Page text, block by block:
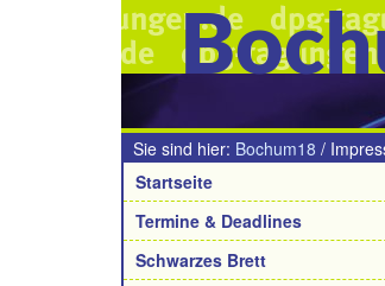
Sie sind hier: Bochum18 /
Navigation
Startseite
Termine & Deadlines
Schwarzes Brett